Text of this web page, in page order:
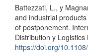
Battezzati, L., y
and industrial
of postponement.
Distribution y
https://doi.org/